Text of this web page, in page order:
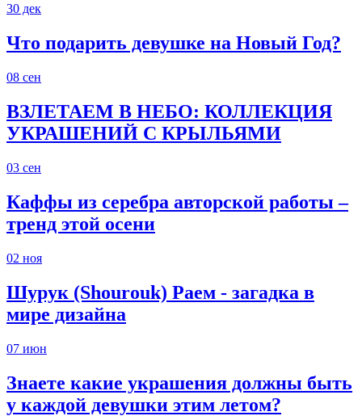
30 дек
Что подарить девушке на Новый Год?
08 сен
ВЗЛЕТАЕМ В НЕБО: КОЛЛЕКЦИЯ
УКРАШЕНИЙ С КРЫЛЬЯМИ
03 сен
Каффы из серебра авторской работы –
тренд этой осени
02 ноя
Шурук (Shourouk) Раем - загадка в
мире дизайна
07 июн
Знаете какие украшения должны быть
у каждой девушки этим летом?